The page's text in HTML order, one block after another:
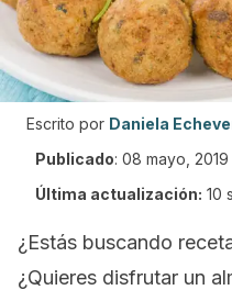
Escrito por Daniela
Publicado: 08 mayo,
Última actualización: 10
¿Estás buscando
¿Quieres disfrutar un